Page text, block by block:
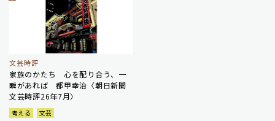
文芸時評
家族のかたち 心を配り合う、一
瞬があれば 都甲幸治〈朝日新聞
文芸時評26年7月〉
考える
文芸